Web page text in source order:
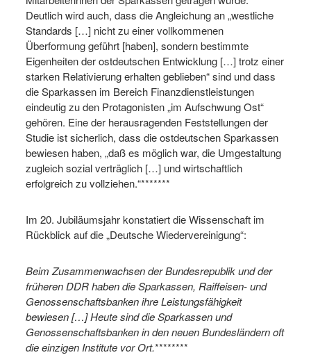
Deutlich wird auch, dass die Angleichung an „westliche
Standards […] nicht zu einer vollkommenen
Überformung geführt [haben], sondern bestimmte
Eigenheiten der ostdeutschen Entwicklung […] trotz einer
starken Relativierung erhalten geblieben“ sind und dass
die Sparkassen im Bereich Finanzdienstleistungen
eindeutig zu den Protagonisten „im Aufschwung Ost“
gehören. Eine der herausragenden Feststellungen der
Studie ist sicherlich, dass die ostdeutschen Sparkassen
bewiesen haben, „daß es möglich war, die Umgestaltung
zugleich sozial verträglich […] und wirtschaftlich
erfolgreich zu vollziehen.“*******
Im 20. Jubiläumsjahr konstatiert die Wissenschaft im
Rückblick auf die „Deutsche Wiedervereinigung“:
Beim Zusammenwachsen der Bundesrepublik und der
früheren DDR haben die Sparkassen, Raiffeisen- und
Genossenschaftsbanken ihre Leistungsfähigkeit
bewiesen […] Heute sind die Sparkassen und
Genossenschaftsbanken in den neuen Bundesländern oft
die einzigen Institute vor Ort.********